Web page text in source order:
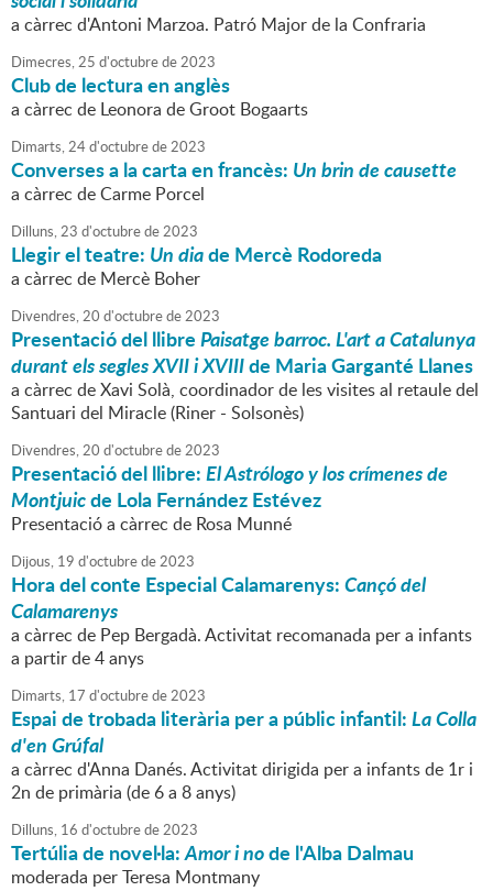
a càrrec d'Antoni Marzoa. Patró Major de la Confraria
Dimecres,25 d'octubrede2023
Club de lectura en anglès
a càrrec de Leonora de Groot Bogaarts
Dimarts,24d'octubrede2023
Converses a la carta en francès: Un brin de causette
a càrrec de Carme Porcel
Dilluns,23 d'octubrede2023
Llegir el teatre: Un diade Mercè Rodoreda
a càrrec de Mercè Boher
Divendres,20 d'octubrede2023
Presentació del llibrePaisatge barroc. L'art a Catalunya
durant els segles XVII i XVIIIde Maria Garganté Llanes
a càrrec de Xavi Solà, coordinador de les visites al retaule del
Santuari del Miracle (Riner - Solsonès)
Divendres,20 d'octubrede2023
Presentació del llibre:El Astrólogo y los crímenes de
Montjuicde Lola Fernández Estévez
Presentació a càrrec de Rosa Munné
Dijous, 19 d'octubrede2023
Hora del conte Especial Calamarenys:Cançó del
Calamarenys
a càrrec de Pep Bergadà. Activitat recomanada per a infants
a partir de 4 anys
Dimarts, 17 d'octubrede2023
Espai de trobada literària per a públic infantil:La Colla
d'en Grúfal
a càrrec d'Anna Danés. Activitat dirigida per a infants de 1r i
2n de primària (de 6 a 8 anys)
Dilluns, 16 d'octubrede2023
Tertúlia de novel·la:Amor i node l'Alba Dalmau
moderada per Teresa Montmany